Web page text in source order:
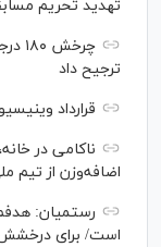
تهدید تحریم
ترجیح داد
قرارداد وینیسیوس تا ۲۰۳۲ با
ناکامی در
اضافه‌وزن از تیم
رستمیان:
است/ برای درخشش